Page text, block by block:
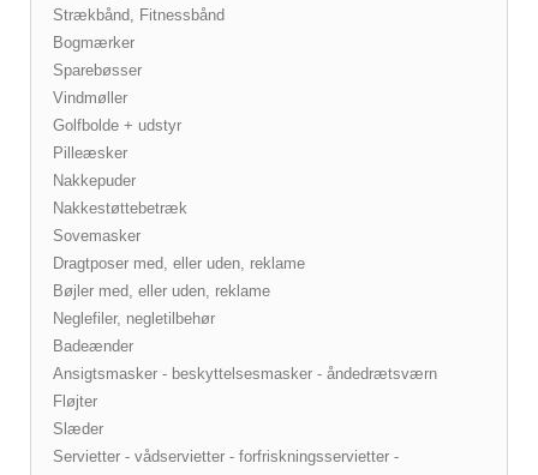
Strækbånd, Fitnessbånd
Bogmærker
Sparebøsser
Vindmøller
Golfbolde + udstyr
Pilleæsker
Nakkepuder
Nakkestøttebetræk
Sovemasker
Dragtposer med, eller uden, reklame
Bøjler med, eller uden, reklame
Neglefiler, negletilbehør
Badeænder
Ansigtsmasker - beskyttelsesmasker - åndedrætsværn
Fløjter
Slæder
Servietter - vådservietter - forfriskningsservietter -